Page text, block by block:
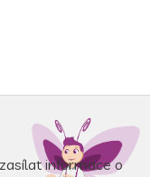
informace o